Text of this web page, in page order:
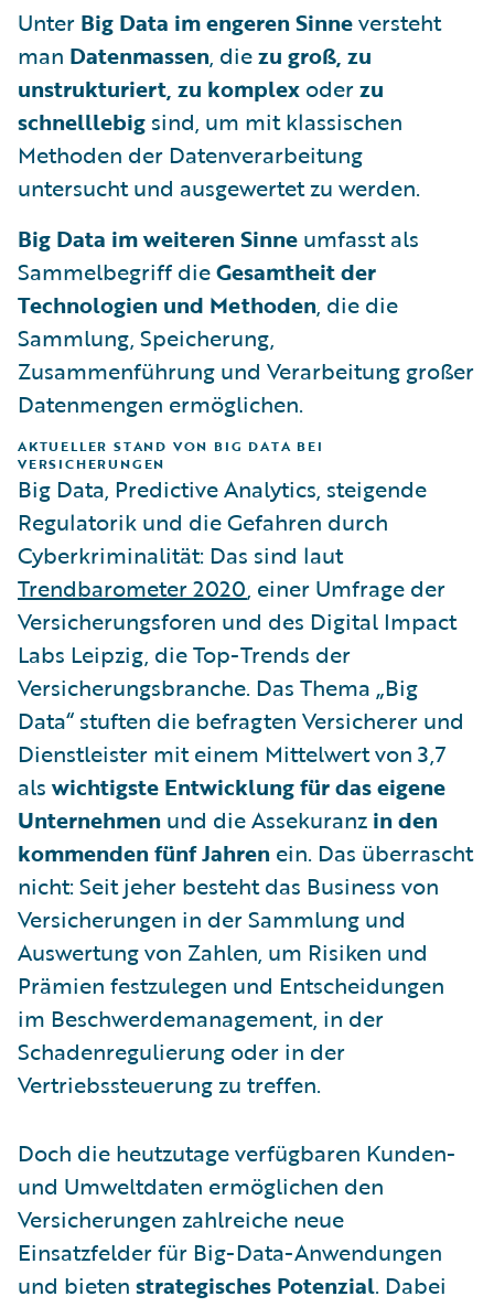
Unter Big Data im engeren Sinneversteht
man Datenmassen, diezu groß, zu
unstrukturiert, zu komplex oderzu
schnelllebig sind, um mit klassischen
Methoden der Datenverarbeitung
untersucht und ausgewertet zu werden.
Big Data im weiteren Sinne umfasst als
Sammelbegriff dieGesamtheit der
Technologien und Methoden, die die
Sammlung, Speicherung,
Zusammenführung und Verarbeitung großer
Datenmengen ermöglichen.
AKTUELLER STAND VON BIG DATA BEI
VERSICHERUNGEN
Big Data, Predictive Analytics, steigende
Regulatorik und die Gefahren durch
Cyberkriminalität: Das sind laut
Trendbarometer 2020, einer Umfrage der
Versicherungsforen und des Digital Impact
Labs Leipzig, die Top-Trends der
Versicherungsbranche. Das Thema „Big
Data“ stuften die befragten Versicherer und
Dienstleister mit einem Mittelwert von 3,7
als wichtigste Entwicklung für das eigene
Unternehmen und die Assekuranz in den
kommenden fünf Jahren ein. Das überrascht
nicht: Seit jeher besteht das Business von
Versicherungen in der Sammlung und
Auswertung von Zahlen, um Risiken und
Prämien festzulegen und Entscheidungen
im Beschwerdemanagement, in der
Schadenregulierung oder in der
Vertriebssteuerung zu treffen.
Doch die heutzutage verfügbaren Kunden-
und Umweltdaten ermöglichen den
Versicherungen zahlreiche neue
Einsatzfelder für Big-Data-Anwendungen
und bieten strategisches Potenzial. Dabei